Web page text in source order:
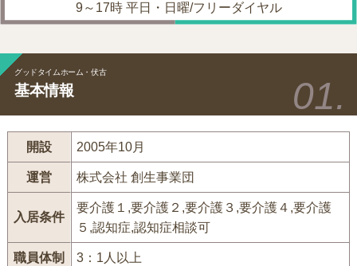
9～17時 平日・日曜/フリーダイヤル
グッドタイムホーム・伏古
基本情報
開設 2005年10月
運営 株式会社 創生事業団
入居条件
要介護１,要介護２,要介護３,要介護４,要介護
５,認知症,認知症相談可
職員体制 3：1人以上